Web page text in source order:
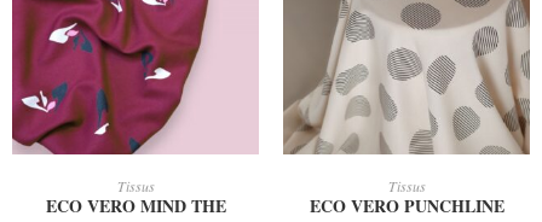
AJOUTER AU PANIER
Tissus
ECO VERO MIND THE
AJOUTER AU PANIER
Tissus
ECO VERO PUNCHLINE